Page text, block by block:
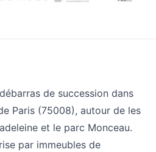
de succession dans
Paris (75008), autour de les
et le parc Monceau.
par immeubles de